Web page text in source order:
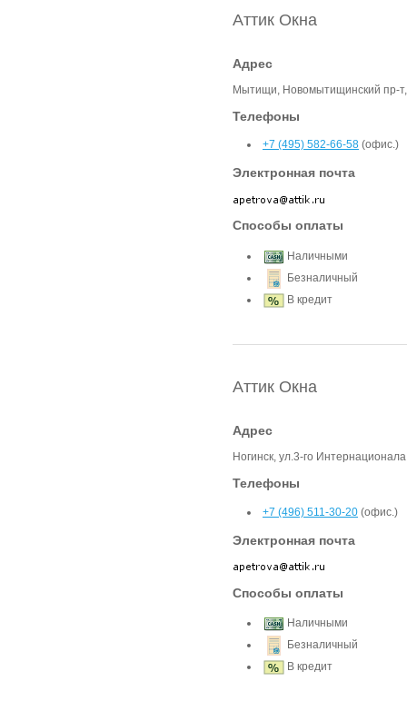
Аттик Окна
Адрес
Мытищи, Новомытищинский пр-
Телефоны
+7 (495) 582-66-58 (офис.)
Электронная почта
Способы оплаты
Наличными
Безналичный
В кредит
Аттик Окна
Адрес
Ногинск, ул.3-го
Телефоны
+7 (496) 511-30-20 (офис.)
Электронная почта
Способы оплаты
Наличными
Безналичный
В кредит